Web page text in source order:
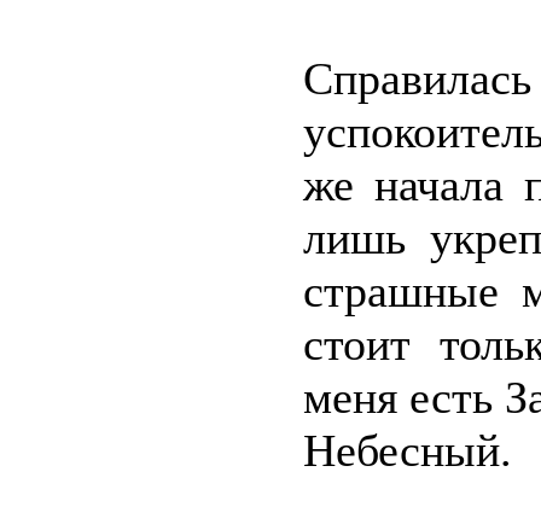
же начала
лишь
страшные
стоит
меня есть
Небесный.